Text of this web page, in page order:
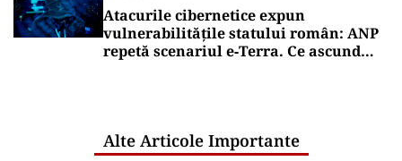
Atacurile cibernetice expun
vulnerabilitățile statului român: ANP
repetă scenariul e‑Terra. Ce ascund
Alte Articole Importante